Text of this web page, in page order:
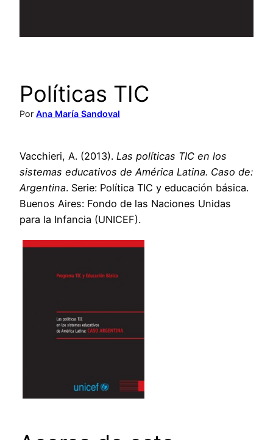
Políticas TIC
Por Ana María Sandoval
Vacchieri, A. (2013). Las políticas TIC en los
sistemas educativos de América Latina. Caso de:
Argentina. Serie: Política TIC y educación básica.
Buenos Aires: Fondo de las Naciones Unidas
para la Infancia (UNICEF).